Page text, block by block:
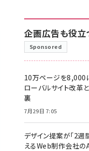
企画広告も役立
Sponsored
10万ページを8,000
ローバルサイト改革
裏
7月29日 7:05
デザイン提案が「2
えるWeb制作会社の